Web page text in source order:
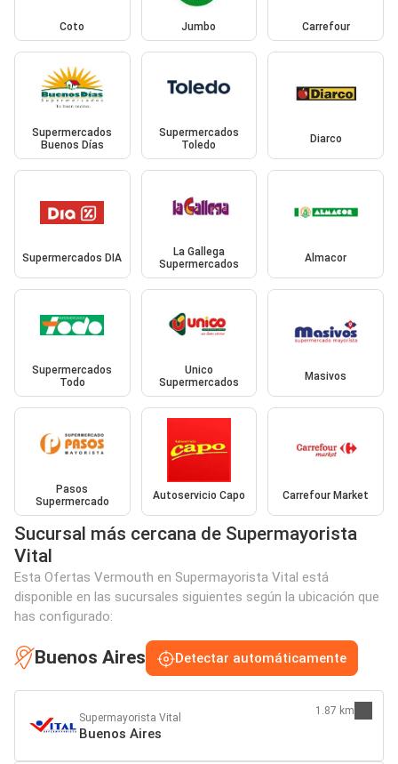
Coto Jumbo Carrefour
Supermercados
Buenos Días
Supermercados
Toledo
Diarco
Supermercados DIA
La Gallega
Supermercados
Almacor
Supermercados
Todo
Unico
Supermercados
Masivos
Pasos
Supermercado
Autoservicio Capo Carrefour Market
Sucursal más cercana de Supermayorista
Vital
Esta Ofertas Vermouth en Supermayorista Vital está
disponible en las sucursales siguientes según la ubicación que
has configurado:
Buenos Aires Detectar automáticamente
Supermayorista Vital
Buenos Aires
1.87 km